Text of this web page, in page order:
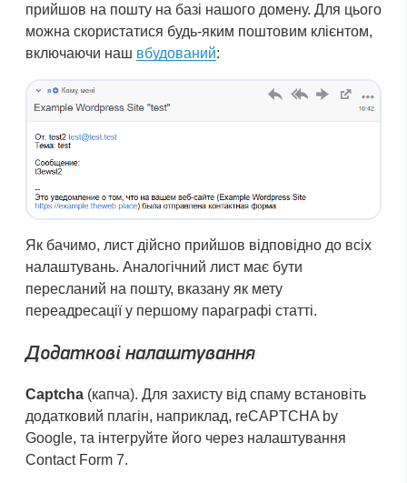
прийшов на пошту на базі нашого домену. Для цього
можна скористатися будь-яким поштовим клієнтом,
включаючи наш вбудований:
Як бачимо, лист дійсно прийшов відповідно до всіх
налаштувань. Аналогічний лист має бути
пересланий на пошту, вказану як мету
переадресації у першому параграфі статті.
Додаткові налаштування
Captcha (капча). Для захисту від спаму встановіть
додатковий плагін, наприклад, reCAPTCHA by
Google, та інтегруйте його через налаштування
Contact Form 7.